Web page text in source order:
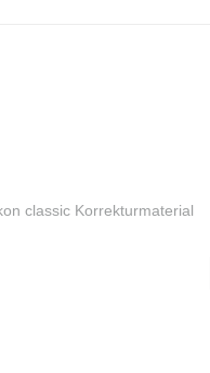
classic Korrekturmaterial